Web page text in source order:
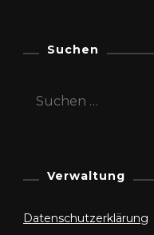
Suchen
Suchen
Verwaltung
Datenschutzerklärung